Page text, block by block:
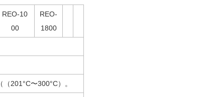
REO-10​​
00
REO-
1800
（（201°C〜300°C）。